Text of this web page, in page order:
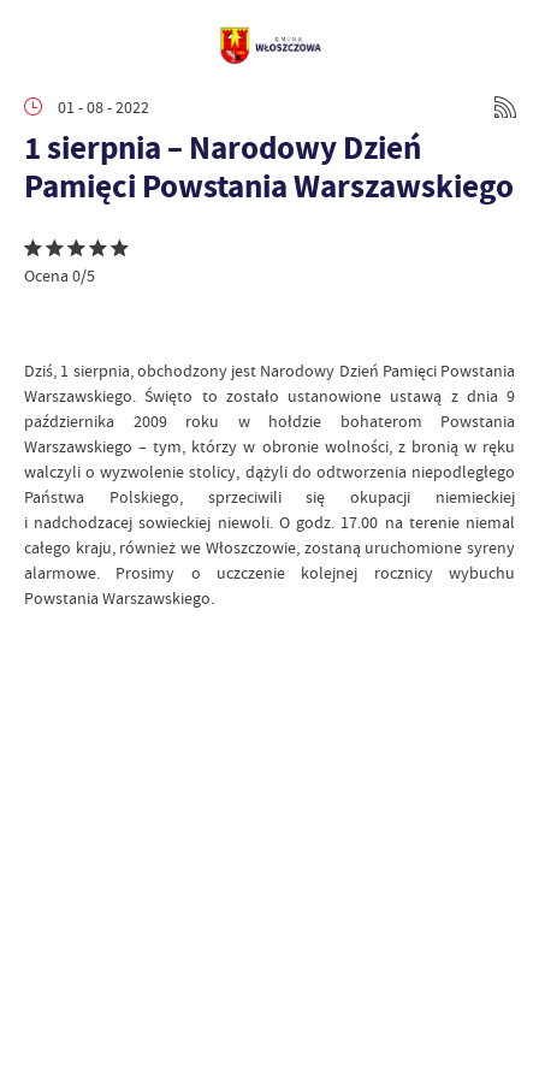
01 - 08 - 2022
1 sierpnia – Narodowy Dzień
Pamięci Powstania Warszawskiego
Ocena 0/5
Dziś, 1 sierpnia, obchodzony jest Narodowy Dzień Pamięci Powstania
Warszawskiego. Święto to zostało ustanowione ustawą z dnia 9
października 2009 roku w hołdzie bohaterom Powstania
Warszawskiego – tym, którzy w obronie wolności, z bronią w ręku
walczyli o wyzwolenie stolicy, dążyli do odtworzenia niepodległego
Państwa Polskiego, sprzeciwili się okupacji niemieckiej
i nadchodzacej sowieckiej niewoli. O godz. 17.00 na terenie niemal
całego kraju, również we Włoszczowie, zostaną uruchomione syreny
alarmowe. Prosimy o uczczenie kolejnej rocznicy wybuchu
Powstania Warszawskiego.